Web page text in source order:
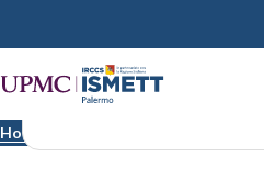
Home
Partner